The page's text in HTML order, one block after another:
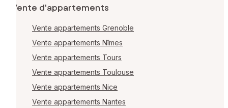
Vente d'appartements
Vente appartements Grenoble
Vente appartements Nîmes
Vente appartements Tours
Vente appartements Toulouse
Vente appartements Nice
Vente appartements Nantes